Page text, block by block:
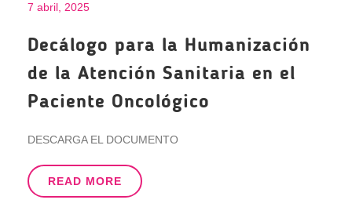
7 abril, 2025
Decálogo para la Humanización
de la Atención Sanitaria en el
Paciente Oncológico
DESCARGA EL DOCUMENTO
READ MORE